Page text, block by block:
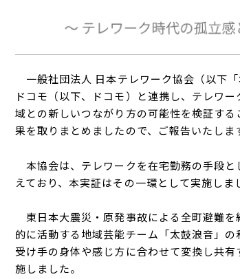
一般社団法人 日本テレワーク協会（以下「
ドコモ（以下、ドコモ）と連携し、テレワ
域との新しいつながり方の可能性を検証す
果を取りまとめましたので、ご報告いたしま
本協会は、テレワークを在宅勤務の手段
えており、本実証はその一環として実施しま
東日本大震災・原発事故による全町避難を
的に活動する地域芸能チーム「太鼓浪音」
受け手の身体や感じ方に合わせて変換し共
施しました。